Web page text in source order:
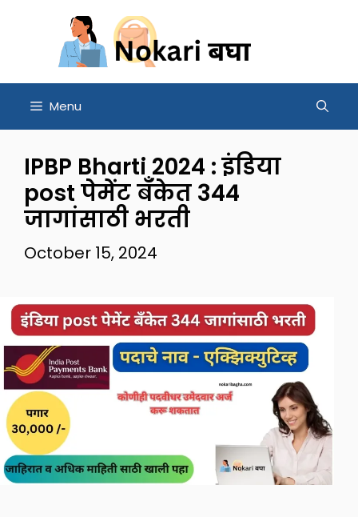
content
Menu
IPBP Bharti 2024 : इंडिया
post पेमेंट बँकेत 344
जागांसाठी भरती
October 15, 2024